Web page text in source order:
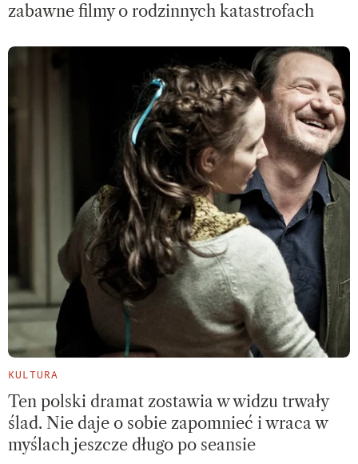
zabawne filmy o rodzinnych katastrofach
KULTURA
Ten polski dramat zostawia w widzu trwały
ślad. Nie daje o sobie zapomnieć i wraca w
myślach jeszcze długo po seansie